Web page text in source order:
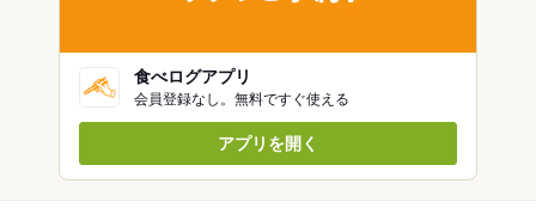
食べログアプリ
会員登録なし。無料ですぐ使える
アプリを開く